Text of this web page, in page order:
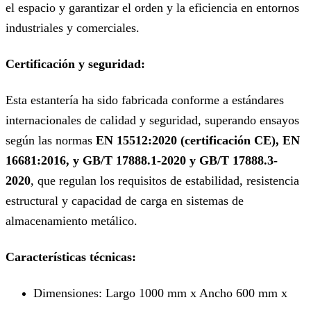
el espacio y garantizar el orden y la eficiencia en entornos
industriales y comerciales.
Certificación y seguridad:
Esta estantería ha sido fabricada conforme a estándares
internacionales de calidad y seguridad, superando ensayos
según las normas EN 15512:2020 (certificación CE), EN
16681:2016, y GB/T 17888.1-2020 y GB/T 17888.3-
2020, que regulan los requisitos de estabilidad, resistencia
estructural y capacidad de carga en sistemas de
almacenamiento metálico.
Características técnicas:
Dimensiones: Largo 1000 mm x Ancho 600 mm x